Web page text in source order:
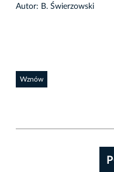
Autor: B. Świerzowski
Wznów